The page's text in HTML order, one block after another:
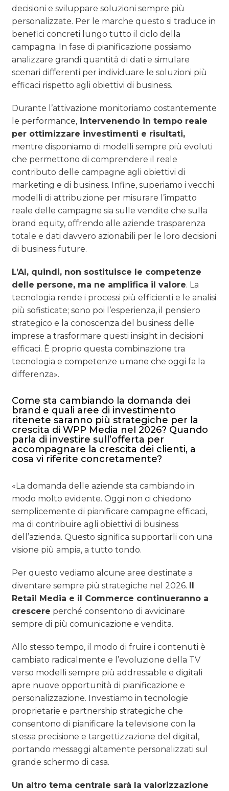
decisioni e sviluppare soluzioni sempre più
personalizzate. Per le marche questo si traduce in
benefici concreti lungo tutto il ciclo della
campagna. In fase di pianificazione possiamo
analizzare grandi quantità di dati e simulare
scenari differenti per individuare le soluzioni più
efficaci rispetto agli obiettivi di business.
Durante l’attivazione monitoriamo costantemente
le performance, intervenendo in tempo reale
per ottimizzare investimenti e risultati,
mentre disponiamo di modelli sempre più evoluti
che permettono di comprendere il reale
contributo delle campagne agli obiettivi di
marketing e di business. Infine, superiamo i vecchi
modelli di attribuzione per misurare l’impatto
reale delle campagne sia sulle vendite che sulla
brand equity, offrendo alle aziende trasparenza
totale e dati davvero azionabili per le loro decisioni
di business future.
L’AI, quindi, non sostituisce le competenze
delle persone, ma ne amplifica il valore. La
tecnologia rende i processi più efficienti e le analisi
più sofisticate; sono poi l’esperienza, il pensiero
strategico e la conoscenza del business delle
imprese a trasformare questi insight in decisioni
efficaci. È proprio questa combinazione tra
tecnologia e competenze umane che oggi fa la
differenza».
Come sta cambiando la domanda dei
brand e quali aree di investimento
ritenete saranno più strategiche per la
crescita di WPP Media nel 2026? Quando
parla di investire sull’offerta per
accompagnare la crescita dei clienti, a
cosa vi riferite concretamente?
«La domanda delle aziende sta cambiando in
modo molto evidente. Oggi non ci chiedono
semplicemente di pianificare campagne efficaci,
ma di contribuire agli obiettivi di business
dell’azienda. Questo significa supportarli con una
visione più ampia, a tutto tondo.
Per questo vediamo alcune aree destinate a
diventare sempre più strategiche nel 2026. Il
Retail Media e il Commerce continueranno a
crescere perché consentono di avvicinare
sempre di più comunicazione e vendita.
Allo stesso tempo, il modo di fruire i contenuti è
cambiato radicalmente e l’evoluzione della TV
verso modelli sempre più addressable e digitali
apre nuove opportunità di pianificazione e
personalizzazione. Investiamo in tecnologie
proprietarie e partnership strategiche che
consentono di pianificare la televisione con la
stessa precisione e targettizzazione del digital,
portando messaggi altamente personalizzati sul
grande schermo di casa.
Un altro tema centrale sarà la valorizzazione